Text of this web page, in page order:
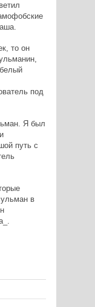
то он
под
Я был
путь с
в
_.